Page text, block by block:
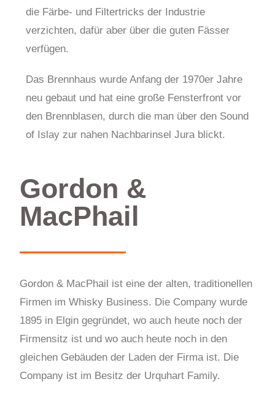
die Färbe- und Filtertricks der Industrie
verzichten, dafür aber über die guten Fässer
verfügen.
Das Brennhaus wurde Anfang der 1970er Jahre
neu gebaut und hat eine große Fensterfront vor
den Brennblasen, durch die man über den Sound
of Islay zur nahen Nachbarinsel Jura blickt.
Gordon &
MacPhail
Gordon & MacPhail ist eine der alten, traditionellen
Firmen im Whisky Business. Die Company wurde
1895 in Elgin gegründet, wo auch heute noch der
Firmensitz ist und wo auch heute noch in den
gleichen Gebäuden der Laden der Firma ist. Die
Company ist im Besitz der Urquhart Family.